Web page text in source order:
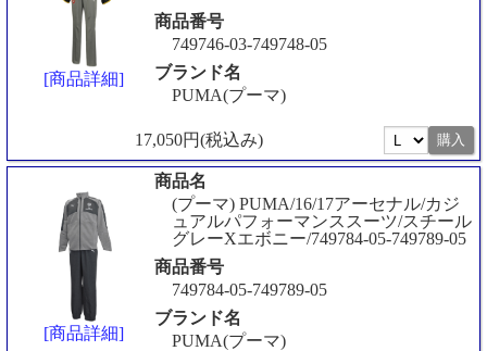
[商品詳細]
商品番号
749746-03-749748-05
ブランド名
PUMA(プーマ)
17,050円(税込み)
[商品詳細]
商品名
(プーマ) PUMA/16/17アーセナル/カジ
ュアルパフォーマンススーツ/スチール
グレーXエボニー/749784-05-749789-05
商品番号
749784-05-749789-05
ブランド名
PUMA(プーマ)